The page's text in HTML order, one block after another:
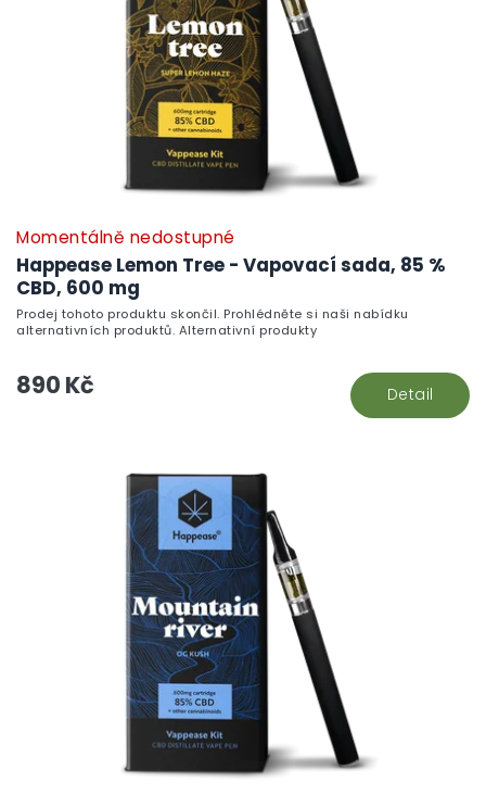
Happease Lemon Tree - Vapovací sada, 85 %
CBD, 600 mg
Momentálně nedostupné
890 Kč Detail
Prodej tohoto produktu skončil. Prohlédněte si naši nabídku
alternativních produktů. Alternativní produkty